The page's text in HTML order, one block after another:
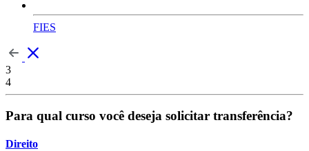
FIES
3
4
Para qual curso você deseja solicitar transferência?
Direito